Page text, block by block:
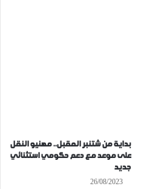
بداية من شتنبر المقبل.. مهنيو النقل
على موعد مع دعم حكومي استثنائي
جديد
26/08/2023